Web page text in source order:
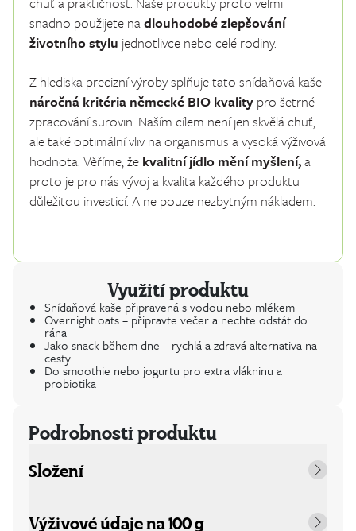
snadno použijete nadlouhodobé zlepšování
životního stylu jednotlivce nebo celé rodiny.
Z hlediska precizní výroby splňuje tato snídaňová kaše
náročná kritéria německé BIO kvality pro šetrné
zpracování surovin. Naším cílem není jen skvělá chuť,
ale také optimální vliv na organismus a vysoká výživová
hodnota. Věříme, že kvalitní jídlo mění myšlení,a
proto je pro nás vývoj a kvalita každého produktu
důležitou investicí. A ne pouze nezbytným nákladem.
Využití produktu
Snídaňová kaše připravená s vodou nebo mlékem
Overnight oats – připravte večer a nechte odstát do
rána
Jako snack během dne – rychlá a zdravá alternativa na
cesty
Do smoothie nebo jogurtu pro extra vlákninu a
probiotika
Podrobnosti produktu
Složení
Výživové údaje na 100 g